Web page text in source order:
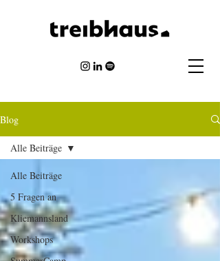
Blog
Alle Beiträge
5 Fragen an
Kliemannsland
Workshops
Alle Beiträge